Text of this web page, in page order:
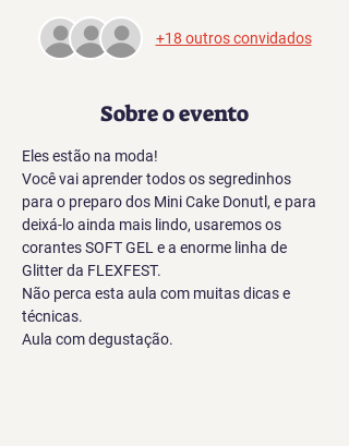
+18 outros convidados
Sobre o evento
Eles estão na moda!
Você vai aprender todos os segredinhos
para o preparo dos Mini Cake Donutl, e para
deixá-lo ainda mais lindo, usaremos os
corantes SOFT GEL e a enorme linha de
Glitter da FLEXFEST.
Não perca esta aula com muitas dicas e
técnicas.
Aula com degustação.